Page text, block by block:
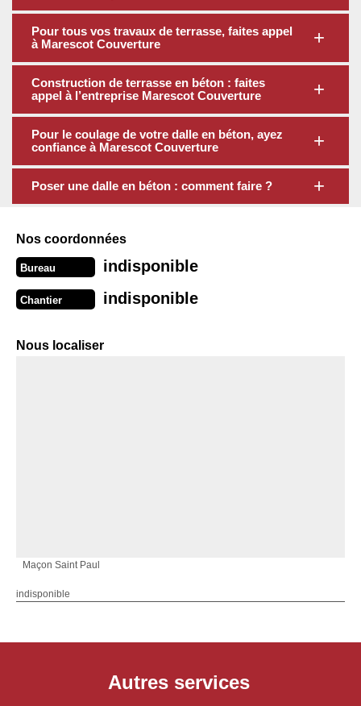
Pour tous vos travaux de terrasse, faites appel
à Marescot Couverture
Construction de terrasse en béton : faites
appel à l’entreprise Marescot Couverture
Pour le coulage de votre dalle en béton, ayez
confiance à Marescot Couverture
Poser une dalle en béton : comment faire ?
Nos coordonnées
Bureau indisponible
Chantier indisponible
Nous localiser
Maçon Saint Paul
indisponible
Autres services